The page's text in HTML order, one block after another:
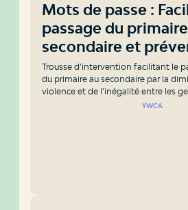
Mots de passe :
passage du
secondaire et
violence de genre
Trousse d’intervention facilitant le
du primaire au secondaire par la
violence et de l’inégalité entre les
jeunes et le développement des
YWCA